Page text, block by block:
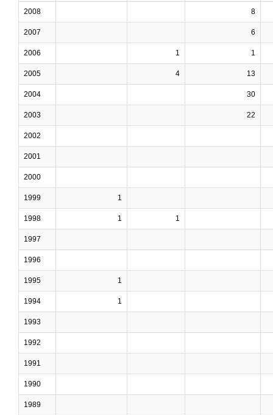
2008 8
2007 6
2006 1 1
2005 4 13
2004 30
2003 22
2002
2001
2000
1999 1
1998 1 1
1997
1996
1995 1
1994 1
1993
1992
1991
1990
1989